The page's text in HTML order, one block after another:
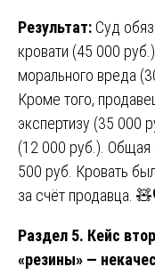
Результат: Суд
кровати (45 000
морального вреда
Кроме того,
экспертизу (35 000
(12 000 руб.). Общая
500 руб. Кровать
за счёт продавца.
Раздел 5. Кейс
«резины» —